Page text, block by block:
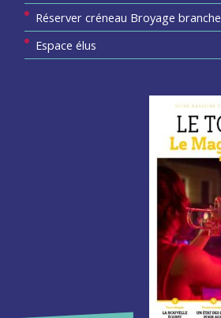
Réserver créneau Broyage branche
Espace élus